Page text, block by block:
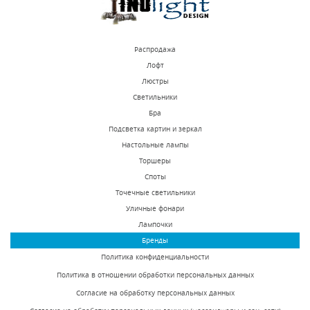
В наличии 1791 шт.
Распродажа
Лофт
Люстры
Светильники
Бра
Подсветка картин и зеркал
Настольные лампы
Торшеры
Споты
Точечные светильники
Уличные фонари
Лампочки
Бренды
Политика конфиденциальности
Политика в отношении обработки персональных данных
Согласие на обработку персональных данных